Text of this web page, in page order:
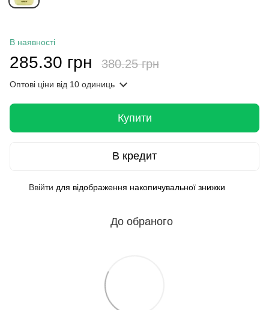
В наявності
285.30 грн 380.25 грн
Оптові ціни від 10 одиниць
Купити
В кредит
Ввійти для відображення накопичувальної знижки
До обраного